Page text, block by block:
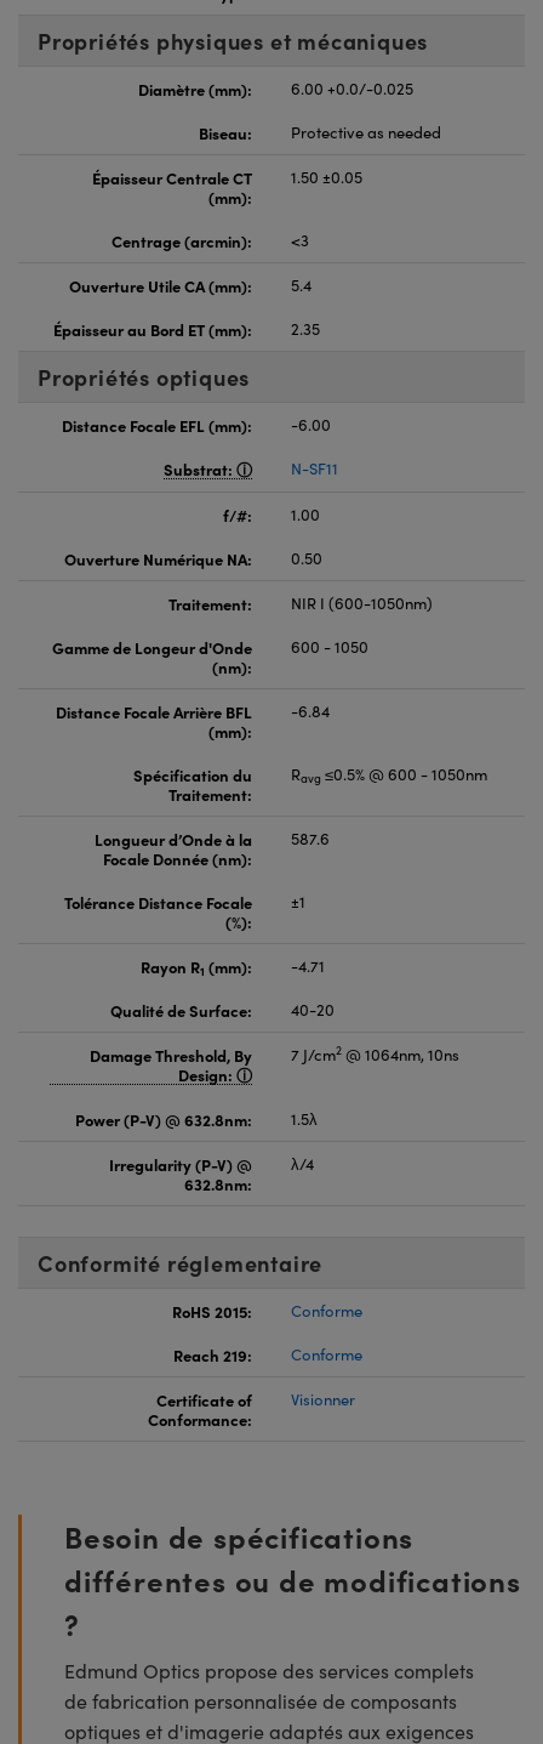
Propriétés physiques et mécaniques
Diamètre (mm):
6.00 +0.0/-0.025
Biseau:
Protective as needed
Épaisseur Centrale CT
(mm):
1.50 ±0.05
Centrage (arcmin): <3
Ouverture Utile CA (mm):
5.4
Épaisseur au Bord ET (mm):
2.35
Propriétés optiques
Distance Focale EFL (mm):
-6.00
Substrat:
N-SF11
f/#:
1.00
Ouverture Numérique NA:
0.50
Traitement:
NIR I (600-1050nm)
Gamme de Longeur d'Onde
(nm):
600 - 1050
Distance Focale Arrière BFL
(mm):
-6.84
Spécification du
Traitement:
Ravg ≤0.5% @ 600 - 1050nm
Longueur d’Onde à la
Focale Donnée (nm):
587.6
Tolérance Distance Focale
(%):
±1
Rayon R1 (mm):
-4.71
Qualité de Surface:
40-20
Damage Threshold, By
Design:
7 J/cm2 @ 1064nm, 10ns
Power (P-V) @ 632.8nm: 1.5λ
Irregularity (P-V) @
632.8nm:
λ/4
Conformité réglementaire
RoHS 2015:
Conforme
Reach 219:
Conforme
Certificate of
Conformance:
Visionner
Besoin de spécifications
différentes ou de modifications
?
Edmund Optics propose des services complets
de fabrication personnalisée de composants
optiques et d'imagerie adaptés aux exigences